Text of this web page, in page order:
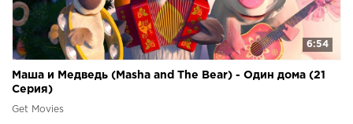
6:54
Маша и Медведь (Masha and The Bear) - Один дома (21
Серия)
Get Movies